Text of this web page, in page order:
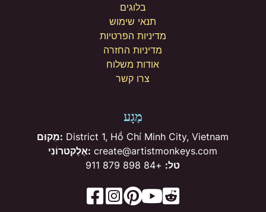
בלוגים
תנאי שימוש
מדיניות הפרטיות
מדיניות החזרה
אודות משלוח
צרו קשר
מַגָע
מִקוּם: District 1, Hồ Chí Minh City, Vietnam
אֶלֶקטרוֹנִי: create@artistmonkeys.com
טל: +84 898 879 911